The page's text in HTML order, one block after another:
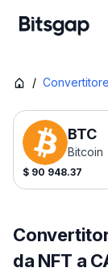
/ Convertitore
BTC
Bitcoin
$ 90 948.37
da NFT a